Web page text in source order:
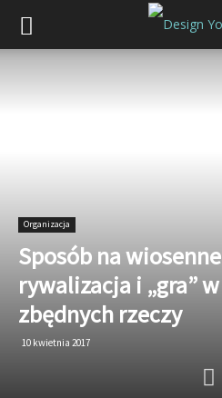
Organizacja
Sposób na
rywalizacja i „gra”
zbędnych rzeczy
10 kwietnia 2017